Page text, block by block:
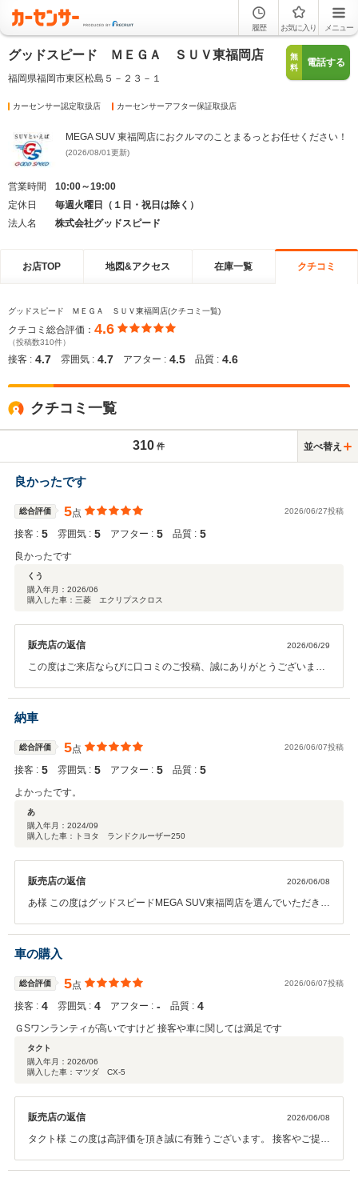
履歴 お気に入り メニュー
グッドスピード ＭＥＧＡ ＳＵＶ東福岡店
福岡県福岡市東区松島５－２３－１
無
料
電話する
カーセンサー認定取扱店 カーセンサーアフター保証取扱店
MEGA SUV 東福岡店におクルマのことまるっとお任せください！
(2026/08/01更新)
営業時間
10:00～19:00
定休日
毎週火曜日（１日・祝日は除く）
法人名
株式会社グッドスピード
お店TOP 地図&アクセス 在庫一覧 クチコミ
グッドスピード ＭＥＧＡ ＳＵＶ東福岡店(クチコミ一覧)
クチコミ総合評価： 4.6
（投稿数310件）
接客 : 4.7 雰囲気 : 4.7 アフター : 4.5 品質 : 4.6
クチコミ一覧
310 件 並べ替え
良かったです
総合評価 5点 2026/06/27投稿
接客 : 5 雰囲気 : 5 アフター : 5 品質 : 5
良かったです
くう
購入年月： 2026/06
購入した車：三菱 エクリプスクロス
販売店の返信 2026/06/29
この度はご来店ならびに口コミのご投稿、誠にありがとうございま
になります。 今後もご期待にお応えできるよう、より良いサービスを
心がけてまいります。 また何かございましたら、お気軽にご相談くだ
納車
総合評価 5点 2026/06/07投稿
接客 : 5 雰囲気 : 5 アフター : 5 品質 : 5
よかったです。
あ
購入年月： 2024/09
購入した車：トヨタ ランドクルーザー250
販売店の返信 2026/06/08
あ様 この度はグッドスピードMEGA SUV東福岡店を選んでいただき誠
します。
車の購入
総合評価 5点 2026/06/07投稿
接客 : 4 雰囲気 : 4 アフター : ‐ 品質 : 4
ＧSワンランティが高いですけど 接客や車に関しては満足です
タクト
購入年月： 2026/06
購入した車：マツダ CX-5
販売店の返信 2026/06/08
タクト様 この度は高評価を頂き誠に有難うございます。 接客やご提案
れからも何かご不明点がございましたら何なりとお申し付けください